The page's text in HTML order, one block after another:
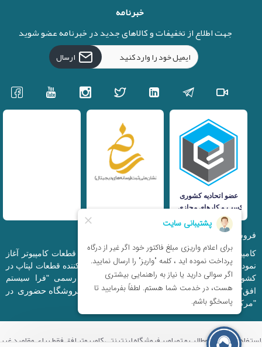
خبرنامه
جهت اطلاع از تخفیفات و کالاهای جدید در خبرنامه عضو شوید
ارسال
فروشگاه اینترنتی iranfso (کامپیوتر افق)
کامپیوتر افق، فعالیت خود را از سال 1377 در زمینه قطعات کامپیوتر آغاز
نمود و در حال حاضر به بزرگترین وارد کننده و توزیع کننده قطعات لپتاپ در
کشور تبدیل شده است. این مجموعه که با نام رسمی "فرا سیستم
افق" ثبت شده است دارای فروشگاه اینترنتی و
فروشگاه حضوری در
"مرکز کامپیوتر ایران" و "خیابان مظفر" میباشد.
استفاده از تمامی مطالب و تصاویر فروشگاه اینترنتی کامپیوتر افق فقط برای مقاصد غیر